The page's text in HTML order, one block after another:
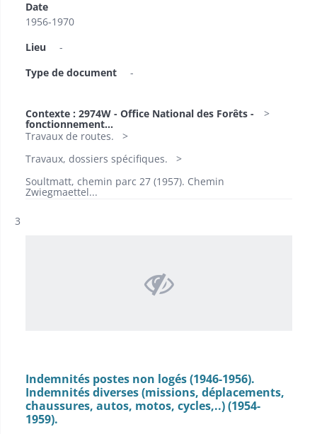
Date
1956-1970
Lieu
-
Type de document
-
Contexte : 2974W - Office National des Forêts -
fonctionnement...
Travaux de routes.
Travaux, dossiers spécifiques.
Soultmatt, chemin parc 27 (1957). Chemin
Zwiegmaettel...
Résultat n°
3
Indemnités postes non logés (1946-1956).
Indemnités diverses (missions, déplacements,
chaussures, autos, motos, cycles,..) (1954-
1959).